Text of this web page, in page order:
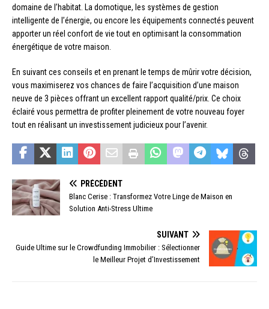
domaine de l’habitat. La domotique, les systèmes de gestion
intelligente de l’énergie, ou encore les équipements connectés peuvent
apporter un réel confort de vie tout en optimisant la consommation
énergétique de votre maison.
En suivant ces conseils et en prenant le temps de mûrir votre décision,
vous maximiserez vos chances de faire l’acquisition d’une maison
neuve de 3 pièces offrant un excellent rapport qualité/prix. Ce choix
éclairé vous permettra de profiter pleinement de votre nouveau foyer
tout en réalisant un investissement judicieux pour l’avenir.
PRÉCÉDENT
Blanc Cerise : Transformez Votre Linge de Maison en
Solution Anti-Stress Ultime
SUIVANT
Guide Ultime sur le Crowdfunding Immobilier : Sélectionner
le Meilleur Projet d’Investissement